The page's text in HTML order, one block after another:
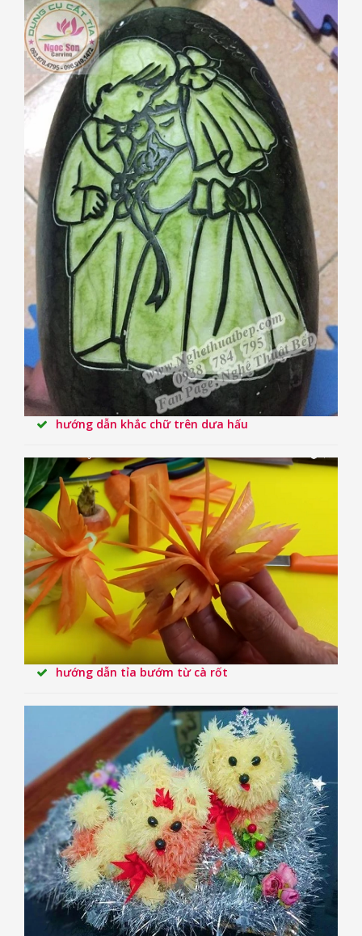
hướng dẫn khắc chữ trên dưa hấu
hướng dẫn tỉa bướm từ cà rốt